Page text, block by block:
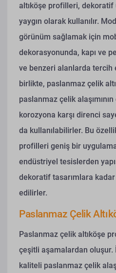
altıköşe profilleri,
yaygın olarak kullanılır.
görünüm sağlamak için
dekorasyonunda, kapı ve
ve benzeri alanlarda tercih
birlikte, paslanmaz çelik
paslanmaz çelik alaşımının
korozyona karşı direnci
da kullanılabilirler. Bu
profilleri geniş bir
endüstriyel tesislerden
dekoratif tasarımlara
edilirler.
Paslanmaz Çelik
Paslanmaz çelik altıköşe
çeşitli aşamalardan oluşur.
kaliteli paslanmaz çelik